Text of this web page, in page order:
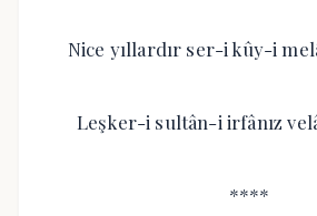
Nice yıllardır ser-i kûy-i
Leşker-i sultân-i irfânız
****